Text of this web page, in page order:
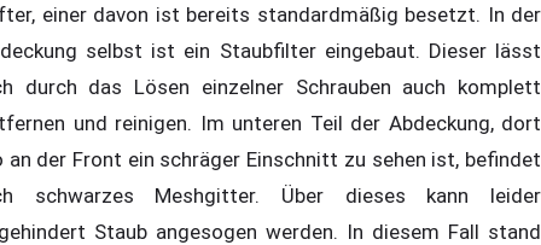
einer davon ist bereits standardmäßig besetzt. In der
selbst ist ein Staubfilter eingebaut. Dieser lässt
durch das Lösen einzelner Schrauben auch komplett
und reinigen. Im unteren Teil der Abdeckung, dort
an der Front ein schräger Einschnitt zu sehen ist, befindet
schwarzes Meshgitter. Über dieses kann leider
Staub angesogen werden. In diesem Fall stand